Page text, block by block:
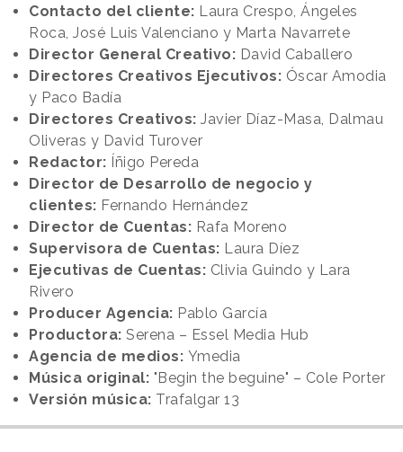
Contacto del cliente: Laura Crespo, Ángeles
Roca, José Luis Valenciano y Marta Navarrete
Director General Creativo: David Caballero
Directores Creativos Ejecutivos: Óscar Amodia
y Paco Badía
Directores Creativos: Javier Díaz-Masa, Dalmau
Oliveras y David Turover
Redactor: Íñigo Pereda
Director de Desarrollo de negocio y
clientes: Fernando Hernández
Director de Cuentas: Rafa Moreno
Supervisora de Cuentas: Laura Díez
Ejecutivas de Cuentas: Clivia Guindo y Lara
Rivero
Producer Agencia: Pablo García
Productora: Serena – Essel Media Hub
Agencia de medios: Ymedia
Música original: "Begin the beguine" – Cole Porter
Versión música: Trafalgar 13